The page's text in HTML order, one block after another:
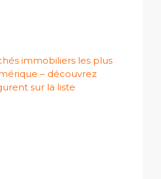
immobiliers les plus
– découvrez
sur la liste